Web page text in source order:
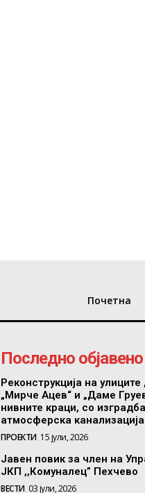
Почетна
Последно објавено
Реконструкција на
„Мирче Ацев“ и „Даме
нивните краци, со
атмосферска канализација
ПРОЕКТИ 15 јули, 2026
Јавен повик за член на
ЈКП ,,Комуналец” Пехчево
ВЕСТИ 03 јули, 2026